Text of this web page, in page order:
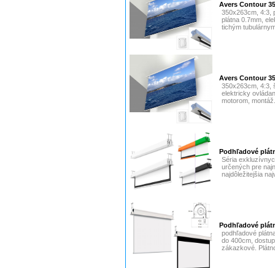
Avers Contour
350x263cm, 4:3,
plátna 0.7mm,
tichým
Avers Contour
350x263cm, 4:3,
elektricky
motorom,
Podhľadové
Séria
určených pre
najdôležitejšia
Podhľadové
podhľadové
do 400cm,
zákazkové.